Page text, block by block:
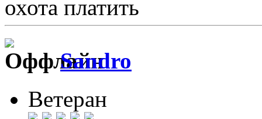
охота платить
Sandro
Ветеран